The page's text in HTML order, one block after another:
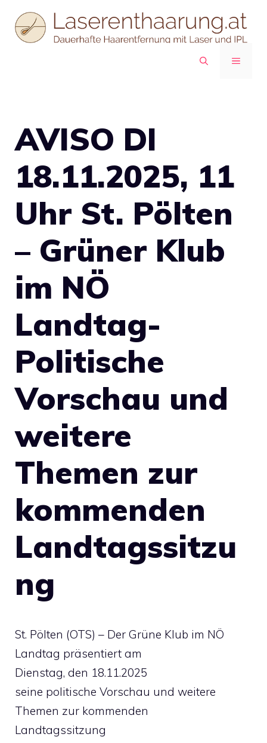
Inhalt
springen
MENÜ
AVISO DI
18.11.2025, 11
Uhr St. Pölten
– Grüner Klub
im NÖ
Landtag-
Politische
Vorschau und
weitere
Themen zur
kommenden
Landtagssitzu
ng
St. Pölten (OTS) – Der Grüne Klub im NÖ
Landtag präsentiert am
Dienstag, den 18.11.2025
seine politische Vorschau und weitere
Themen zur kommenden
Landtagssitzung